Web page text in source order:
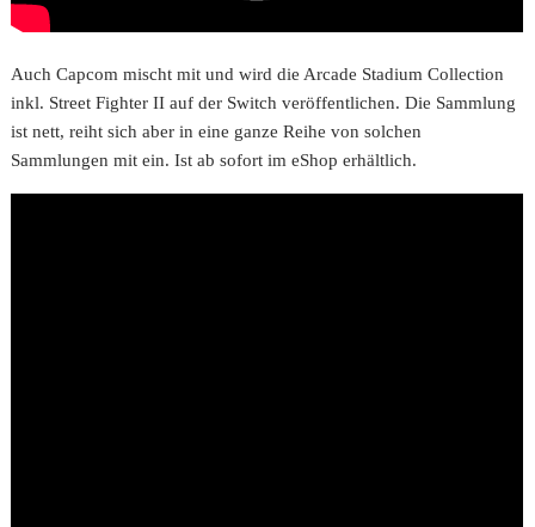
Auch Capcom mischt mit und wird die Arcade Stadium Collection
inkl. Street Fighter II auf der Switch veröffentlichen. Die Sammlung
ist nett, reiht sich aber in eine ganze Reihe von solchen
Sammlungen mit ein. Ist ab sofort im eShop erhältlich.